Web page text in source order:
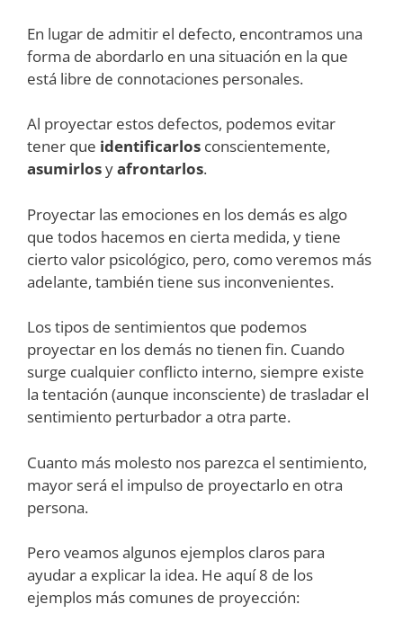
En lugar de admitir el defecto, encontramos una
forma de abordarlo en una situación en la que
está libre de connotaciones personales.
Al proyectar estos defectos, podemos evitar
tener que identificarlos conscientemente,
asumirlosyafrontarlos.
Proyectar las emociones en los demás es algo
que todos hacemos en cierta medida, y tiene
cierto valor psicológico, pero, como veremos más
adelante, también tiene sus inconvenientes.
Los tipos de sentimientos que podemos
proyectar en los demás no tienen fin. Cuando
surge cualquier conflicto interno, siempre existe
la tentación (aunque inconsciente) de trasladar el
sentimiento perturbador a otra parte.
Cuanto más molesto nos parezca el sentimiento,
mayor será el impulso de proyectarlo en otra
persona.
Pero veamos algunos ejemplos claros para
ayudar a explicar la idea. He aquí 8 de los
ejemplos más comunes de proyección: